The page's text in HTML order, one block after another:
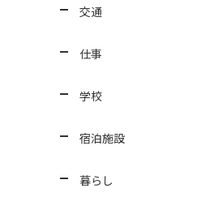
交通
仕事
学校
宿泊施設
暮らし